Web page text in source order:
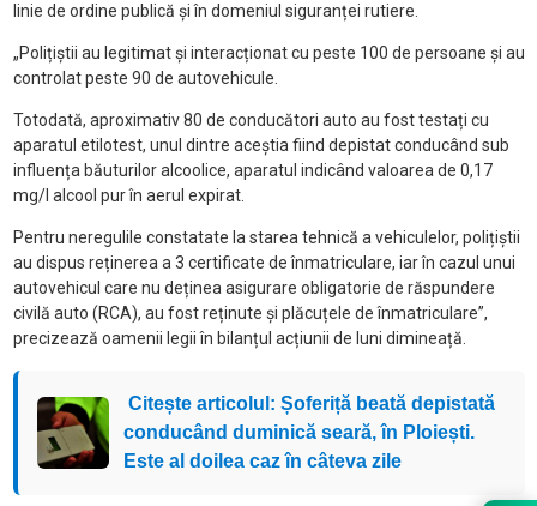
linie de ordine publică și în domeniul siguranței rutiere.
„Polițiștii au legitimat și interacționat cu peste 100 de persoane și au
controlat peste 90 de autovehicule.
Totodată, aproximativ 80 de conducători auto au fost testați cu
aparatul etilotest, unul dintre aceștia fiind depistat conducând sub
influența băuturilor alcoolice, aparatul indicând valoarea de 0,17
mg/l alcool pur în aerul expirat.
Pentru neregulile constatate la starea tehnică a vehiculelor, polițiștii
au dispus reținerea a 3 certificate de înmatriculare, iar în cazul unui
autovehicul care nu deținea asigurare obligatorie de răspundere
civilă auto (RCA), au fost reținute și plăcuțele de înmatriculare”,
precizează oamenii legii în bilanțul acțiunii de luni dimineață.
Citește articolul: Șoferiță beată depistată
conducând duminică seară, în Ploiești.
Este al doilea caz în câteva zile